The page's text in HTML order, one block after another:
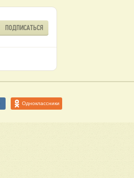
ПОДПИСАТЬСЯ
Одноклассники